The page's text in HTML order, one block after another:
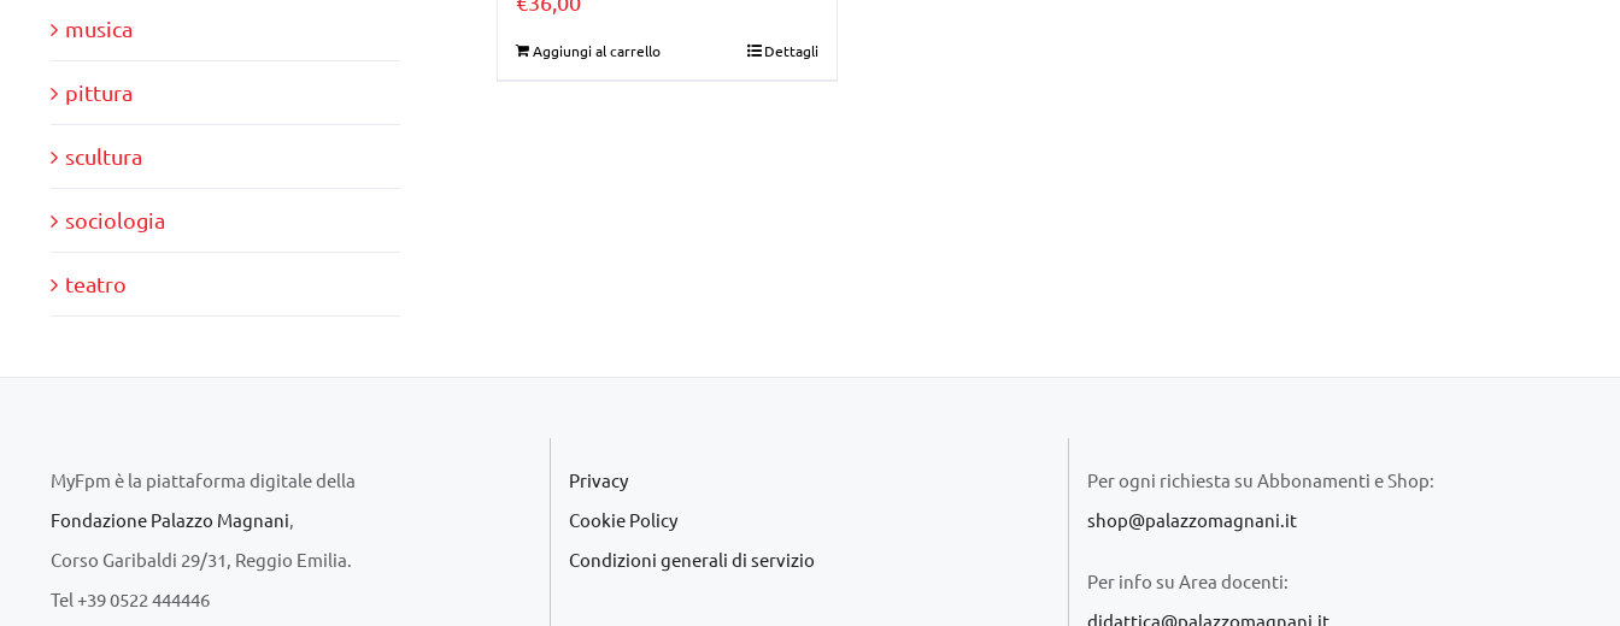
Aggiungi al carrello Dettagli
musica
pittura
scultura
sociologia
teatro
MyFpm è la piattaforma digitale della
Fondazione Palazzo Magnani
Corso Garibaldi 29/31, Reggio Emilia.
Tel +39 0522 444446
Privacy
Cookie Policy
Condizioni generali di servizio
Per ogni richiesta su Abbonamenti e Shop:
shop@palazzomagnani.it
Per info su Area docenti:
didattica@palazzomagnani.it